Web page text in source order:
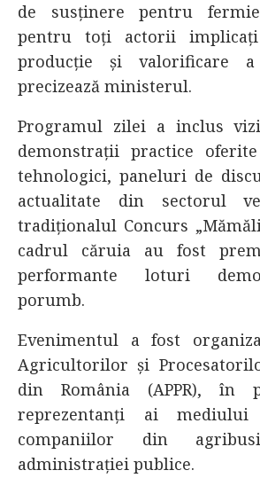
de susținere pentru
pentru toți actorii
producție și valorificare a
precizează ministerul.
Programul zilei a inclus
demonstrații practice
tehnologici, paneluri de
actualitate din sectorul
tradiționalul Concurs
cadrul căruia au fost
performante loturi
porumb.
Evenimentul a fost
Agricultorilor și
din România (APPR), în
reprezentanți ai mediului
companiilor din
administrației publice.